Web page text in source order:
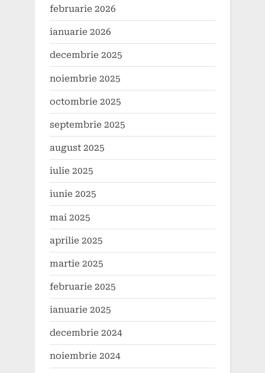
februarie 2026
ianuarie 2026
decembrie 2025
noiembrie 2025
octombrie 2025
septembrie 2025
august 2025
iulie 2025
iunie 2025
mai 2025
aprilie 2025
martie 2025
februarie 2025
ianuarie 2025
decembrie 2024
noiembrie 2024